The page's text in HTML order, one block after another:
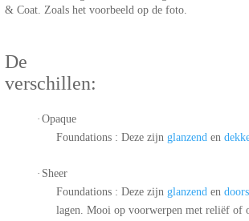
& Coat. Zoals het voorbeeld op de foto.
De
verschillen:
· Opaque
Foundations : Deze zijnglanzend en
· Sheer
Foundations : Deze zijnglanzend en
lagen. Mooi op voorwerpen met reliëf of